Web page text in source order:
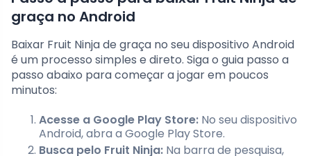
graça no Android
Baixar Fruit Ninja de graça no seu dispositivo Android
é um processo simples e direto. Siga o guia passo a
passo abaixo para começar a jogar em poucos
minutos:
Acesse a Google Play Store: No seu dispositivo
Android, abra a Google Play Store.
Busca pelo Fruit Ninja: Na barra de pesquisa,